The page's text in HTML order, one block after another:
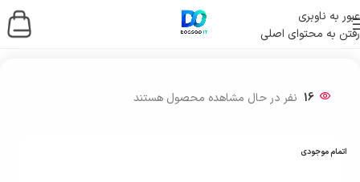
عبور به ناوبری
رفتن به محتوای اصلی
خانه/ شبکه و ارتباطات
16 نفر در حال مشاهده محصول هستند
اتمام موجودی